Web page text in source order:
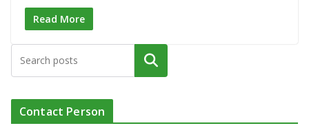
Read More
Cari
Contact Person